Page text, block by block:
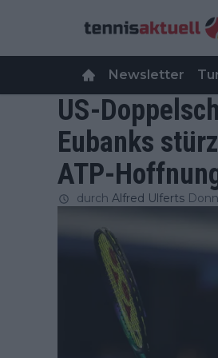
Newsletter
US-
Eubanks
ATP-
durch Alfred Ulferts